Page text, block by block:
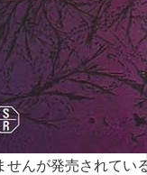
せんが発売されてい